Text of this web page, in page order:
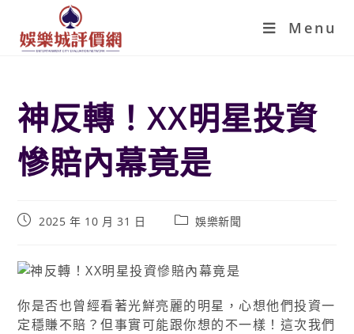
Menu
神反轉！XX明星投資
慘賠內幕竟是
2025 年 10 月 31 日 娛樂新聞
你是否也曾經看著光鮮亮麗的明星，心想他們投資一
定穩賺不賠？但事實可能跟你想的不一樣！這次我們